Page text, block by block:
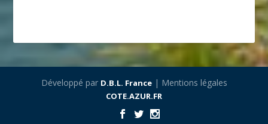
Développé par D.B.L. France| Mentions légales
COTE.AZUR.FR